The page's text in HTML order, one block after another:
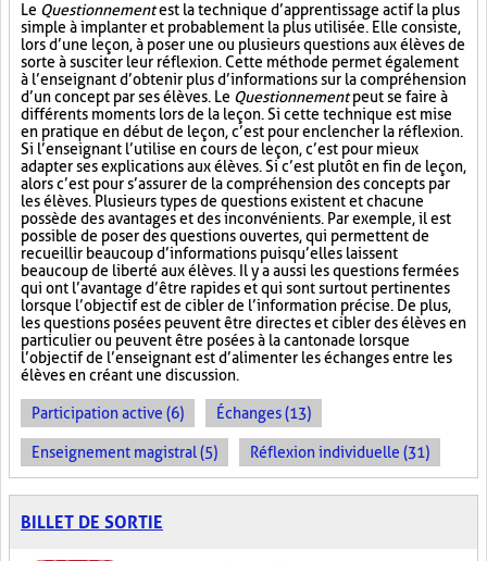
Le Questionnementest la technique d’apprentissage actif la plus
simple à implanter et probablement la plus utilisée. Elle consiste,
lors d’une leçon, à poser une ou plusieurs questions aux élèves de
sorte à susciter leur réflexion. Cette méthode permet également
à l’enseignant d’obtenir plus d’informations sur la compréhension
d’un concept par ses élèves. Le Questionnementpeut se faire à
différents moments lors de la leçon. Si cette technique est mise
en pratique en début de leçon, c’est pour enclencher la réflexion.
Si l’enseignant l’utilise en cours de leçon, c’est pour mieux
adapter ses explications aux élèves. Si c’est plutôt en fin de leçon,
alors c’est pour s’assurer de la compréhension des concepts par
les élèves. Plusieurs types de questions existent et chacune
possède des avantages et des inconvénients. Par exemple, il est
possible de poser des questions ouvertes, qui permettent de
recueillir beaucoup d’informations puisqu’elles laissent
beaucoup de liberté aux élèves. Il y a aussi les questions fermées
qui ont l’avantage d’être rapides et qui sont surtout pertinentes
lorsque l’objectif est de cibler de l’information précise. De plus,
les questions posées peuvent être directes et cibler des élèves en
particulier ou peuvent être posées à la cantonade lorsque
l’objectif de l’enseignant est d’alimenter les échanges entre les
élèves en créant une discussion.
Participation active (6) Échanges (13)
Enseignement magistral (5) Réflexion individuelle (31)
BILLET DE SORTIE